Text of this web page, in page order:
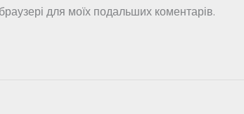
для моїх подальших коментарів.